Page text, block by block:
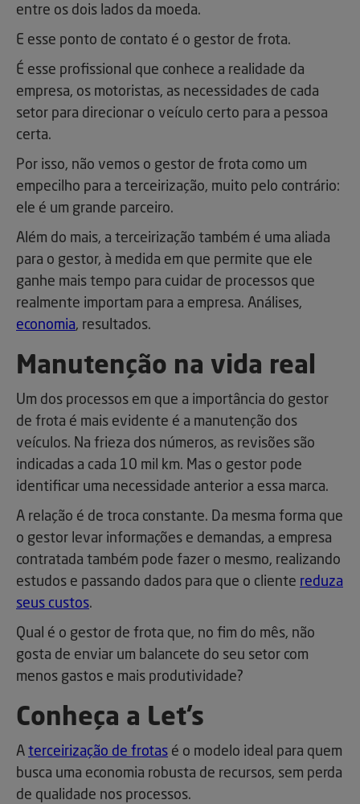
entre os dois lados da moeda.
E esse ponto de contato é o gestor de frota.
É esse profissional que conhece a realidade da
empresa, os motoristas, as necessidades de cada
setor para direcionar o veículo certo para a pessoa
certa.
Por isso, não vemos o gestor de frota como um
empecilho para a terceirização, muito pelo contrário:
ele é um grande parceiro.
Além do mais, a terceirização também é uma aliada
para o gestor, à medida em que permite que ele
ganhe mais tempo para cuidar de processos que
realmente importam para a empresa. Análises,
economia, resultados.
Manutenção na vida real
Um dos processos em que a importância do gestor
de frota é mais evidente é a manutenção dos
veículos. Na frieza dos números, as revisões são
indicadas a cada 10 mil km. Mas o gestor pode
identificar uma necessidade anterior a essa marca.
A relação é de troca constante. Da mesma forma que
o gestor levar informações e demandas, a empresa
contratada também pode fazer o mesmo, realizando
estudos e passando dados para que o cliente reduza
seus custos.
Qual é o gestor de frota que, no fim do mês, não
gosta de enviar um balancete do seu setor com
menos gastos e mais produtividade?
Conheça a Let’s
A terceirização de frotas é o modelo ideal para quem
busca uma economia robusta de recursos, sem perda
de qualidade nos processos.